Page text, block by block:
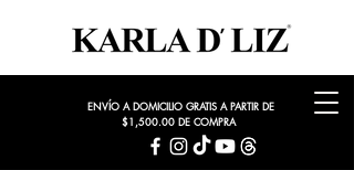
ENVÍO A DOMICILIO GRATIS A PARTIR DE
$1,500.00 DE COMPRA